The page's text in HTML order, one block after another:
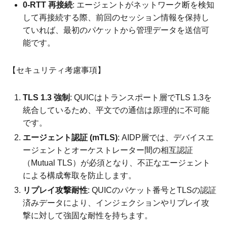
0-RTT 再接続: エージェントがネットワーク断を検知
して再接続する際、前回のセッション情報を保持し
ていれば、最初のパケットから管理データを送信可
能です。
【セキュリティ考慮事項】
TLS 1.3 強制 : QUICはトランスポート層でTLS 1.3を
統合しているため、平文での通信は原理的に不可能
です。
エージェント認証 (mTLS): AIDP層では、デバイスエ
ージェントとオーケストレーター間の相互認証
（Mutual TLS）が必須となり、不正なエージェント
による構成奪取を防止します。
リプレイ攻撃耐性: QUICのパケット番号とTLSの認証
済みデータにより、インジェクションやリプレイ攻
撃に対して強固な耐性を持ちます。